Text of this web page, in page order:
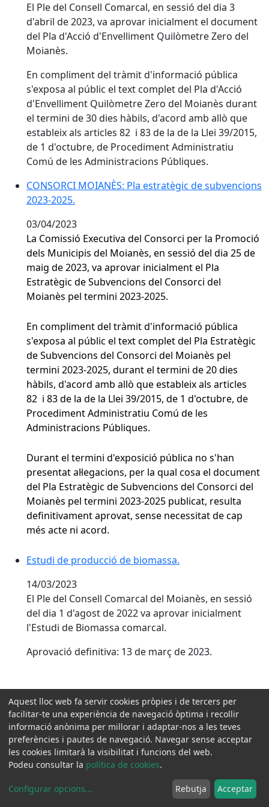
El Ple del Consell Comarcal, en sessió del dia 3
d'abril de 2023, va aprovar inicialment el document
del Pla d'Acció d'Envelliment Quilòmetre Zero del
Moianès.
En compliment del tràmit d'informació pública
s'exposa al públic el text complet del Pla d'Acció
d'Envelliment Quilòmetre Zero del Moianès durant
el termini de 30 dies hàbils, d'acord amb allò que
estableix als articles 82 i 83 de la de la Llei 39/2015,
de 1 d'octubre, de Procediment Administratiu
Comú de les Administracions Públiques.
CONSORCI MOIANÈS: Pla estratègic de subvencions
2023-2025.
03/04/2023
La Comissió Executiva del Consorci per la Promoció
dels Municipis del Moianès, en sessió del dia 25 de
maig de 2023, va aprovar inicialment el Pla
Estratègic de Subvencions del Consorci del
Moianès pel termini 2023-2025.
En compliment del tràmit d'informació pública
s'exposa al públic el text complet del Pla Estratègic
de Subvencions del Consorci del Moianès pel
termini 2023-2025, durant el termini de 20 dies
hàbils, d'acord amb allò que estableix als articles
82 i 83 de la de la Llei 39/2015, de 1 d'octubre, de
Procediment Administratiu Comú de les
Administracions Públiques.
Durant el termini d'exposició pública no s'han
presentat al·legacions, per la qual cosa el document
del Pla Estratègic de Subvencions del Consorci del
Moianès pel termini 2023-2025 publicat, resulta
definitivament aprovat, sense necessitat de cap
més acte ni acord.
Estudi de producció de biomassa.
14/03/2023
El Ple del Consell Comarcal del Moianès, en sessió
del dia 1 d'agost de 2022 va aprovar inicialment
l'Estudi de Biomassa comarcal.
Aprovació definitiva: 13 de març de 2023.
Pla de prevenció del consum de substàncies i ús
problemàtic de les pantalles al Moianès 2022-2025.
23/02/2023
El Ple del Consell Comarcal, en sessió del dia 28 de
novembre de 2022, va aprovar el document del Pla
de prevenció del consum de substàncies i ús
problemàtic de les pantalles al Moianès 2022-2025.
Aquest lloc web fa servir cookies pròpies i de tercers per
facilitar-te una experiència de navegació òptima i recollir
informació anònima per millorar i adaptar-nos a les teves
preferències i pautes de navegació. Navegar sense acceptar
les cookies limitarà la visibilitat i funcions del web.
Podeu consultar la política de cookies.
Configurar opcions... Rebutja Acceptar